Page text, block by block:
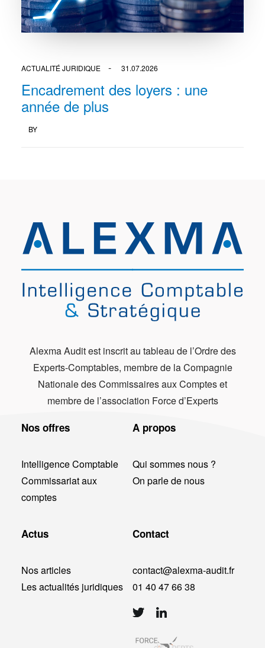
ACTUALITÉ JURIDIQUE 31.07.2026
Encadrement des loyers : une
année de plus
BY
Alexma Audit est inscrit au tableau de l’Ordre des
Experts-Comptables, membre de la Compagnie
Nationale des Commissaires aux Comptes et
membre de l’association Force d’Experts
Nos offres
Intelligence Comptable
Commissariat aux
comptes
A propos
Qui sommes nous ?
On parle de nous
Actus
Nos articles
Les actualités juridiques
Contact
contact@alexma-audit.fr
01 40 47 66 38